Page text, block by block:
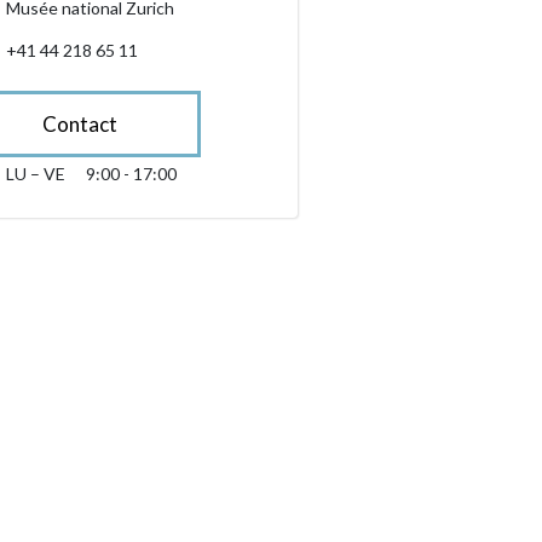
Musée national Zurich
+41 44 218 65 11
Contact
only.opening_hours
lundi jusqu’à vendredi 09:00 - 17:00
LU – VE 9:00 - 17:00